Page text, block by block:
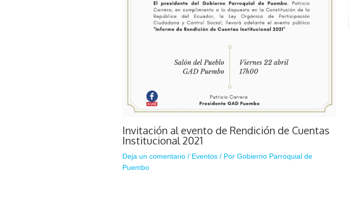
Invitación al evento de Rendición de Cuentas
Institucional 2021
Deja un comentario / Eventos / Por Gobierno Parroquial de
Puembo